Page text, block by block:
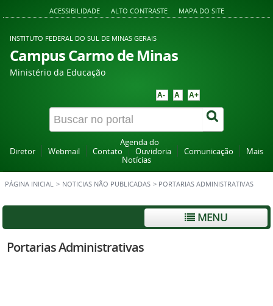
ACESSIBILIDADE ALTO CONTRASTE MAPA DO SITE
INSTITUTO FEDERAL DO SUL DE MINAS GERAIS
Campus Carmo de Minas
Ministério da Educação
A- A A+
Agenda do
Diretor
Webmail Contato Ouvidoria Comunicação
Mais
Notícias
PÁGINA INICIAL > NOTICIAS NÃO PUBLICADAS > PORTARIAS ADMINISTRATIVAS
MENU
Portarias Administrativas